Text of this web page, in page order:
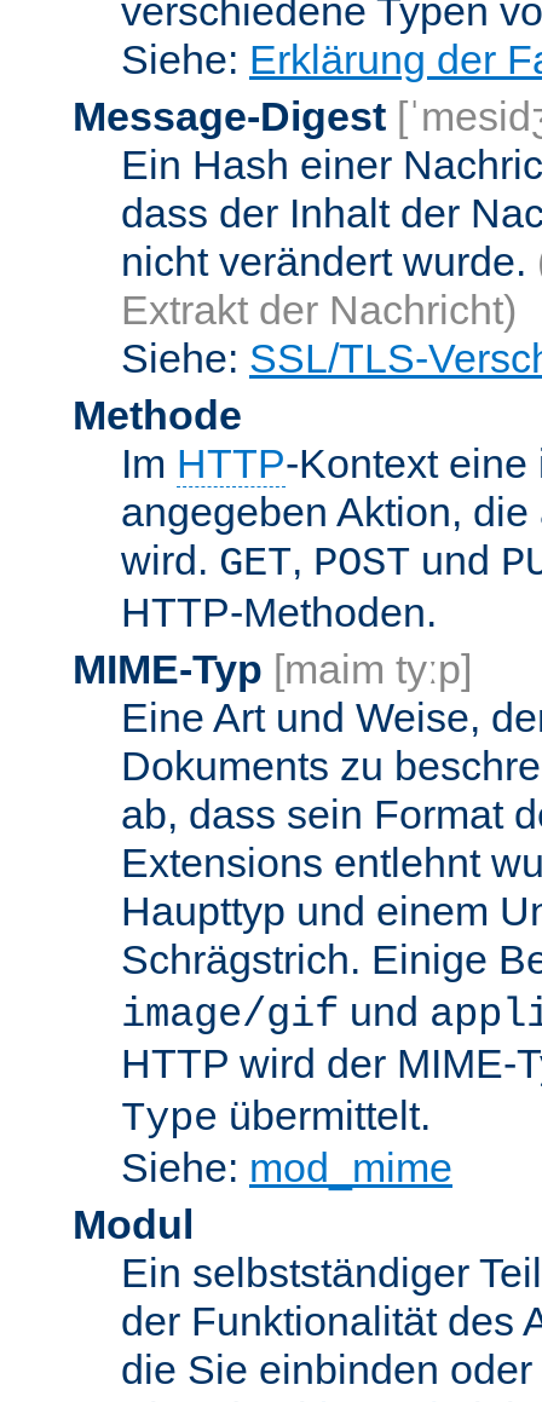
verschiedene Typen
Siehe: Erklärung der
Message-Digest
Ein Hash einer
dass der Inhalt der
nicht verändert wurde.
Extrakt der Nachricht)
Siehe: SSL/TLS-
Methode
Im HTTP-Kontext eine
angegeben Aktion,
wird. GET, POST und
HTTP-Methoden.
MIME-Typ [maim tyːp]
Eine Art und Weise,
Dokuments zu
ab, dass sein Format
Extensions entlehnt
Haupttyp und einem
Schrägstrich. Einige
image/gif und
HTTP wird der MIME-
Type übermittelt.
Siehe: mod_mime
Modul
Ein selbstständiger
der Funktionalität des
die Sie einbinden